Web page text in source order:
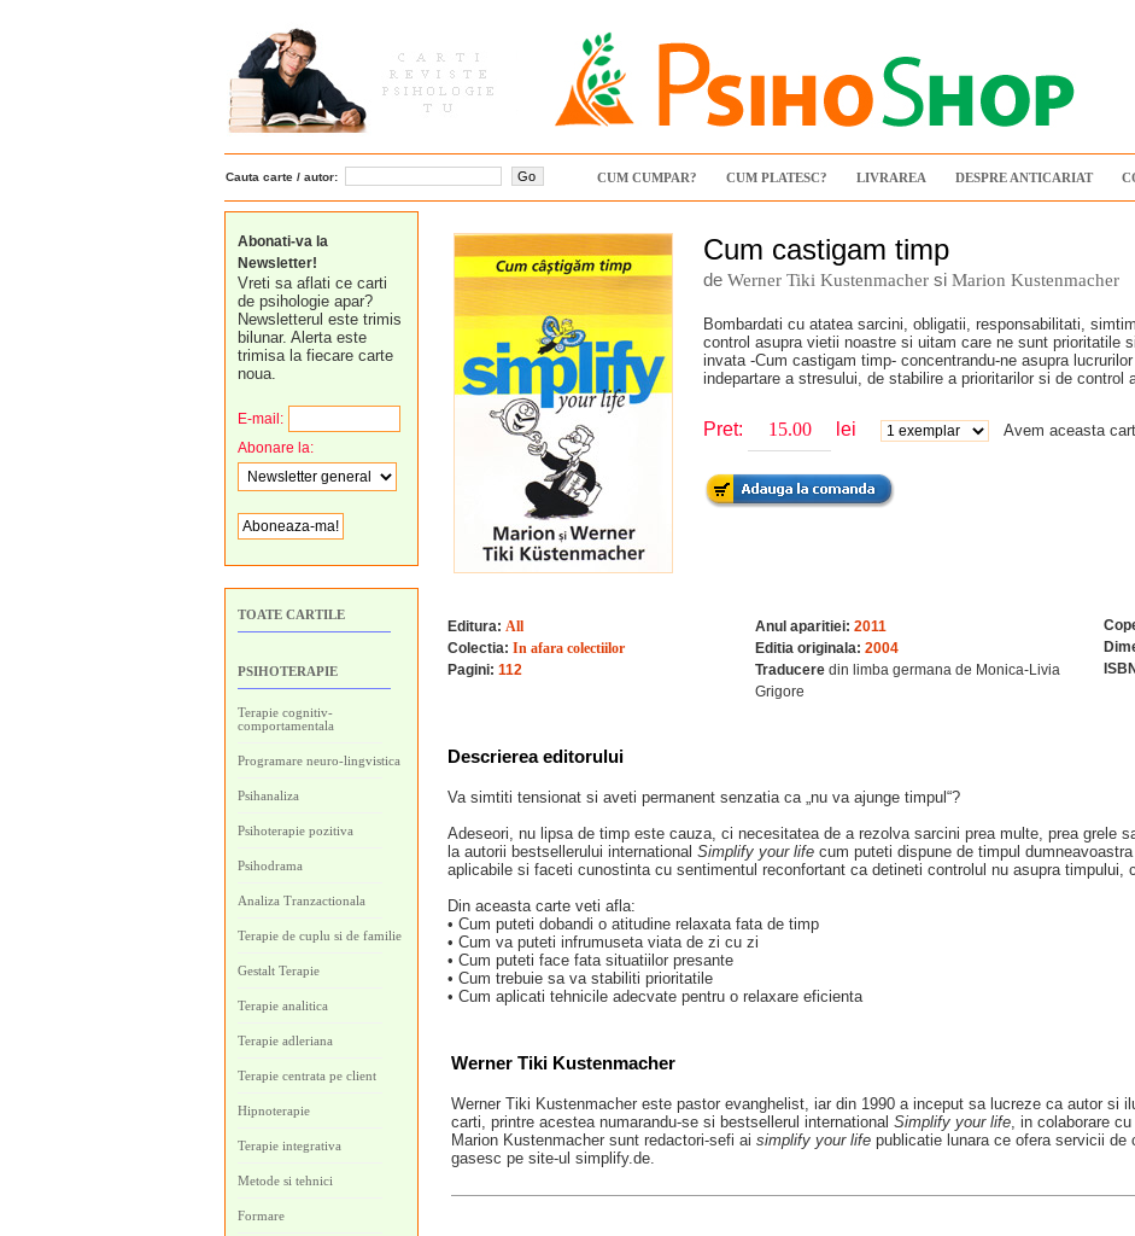
Cauta carte / autor: CUM CUMPAR? CUM PLATESC? LIVRAREA DESPRE ANTICARIAT
Abonati-va la
Newsletter!
Vreti sa aflati ce carti
de psihologie apar?
Newsletterul este trimis
bilunar. Alerta este
trimisa la fiecare carte
noua.
E-mail:
Abonare la:
TOATE CARTILE
PSIHOTERAPIE
Terapie cognitiv-
comportamentala
Programare neuro-lingvistica
Psihanaliza
Psihoterapie pozitiva
Psihodrama
Analiza Tranzactionala
Terapie de cuplu si de familie
Gestalt Terapie
Terapie analitica
Terapie adleriana
Terapie centrata pe client
Hipnoterapie
Terapie integrativa
Metode si tehnici
Formare
Cum castigam timp
de Werner Tiki Kustenmacher si Marion Kustenmacher
Bombardati cu atatea sarcini, obligatii, responsabilitati,
control asupra vietii noastre si uitam care ne sunt prioritatile
invata -Cum castigam timp- concentrandu-ne asupra
indepartare a stresului, de stabilire a prioritarilor si de control
Pret: lei Avem aceasta
Editura: All
Colectia: In afara colectiilor
Pagini: 112
Anul aparitiei: 2011
Editia originala: 2004
Traducere din limba germana de Monica-Livia
Grigore
Descrierea editorului
Va simtiti tensionat si aveti permanent senzatia ca „nu va ajunge timpul“?
Adeseori, nu lipsa de timp este cauza, ci necesitatea de a rezolva sarcini prea multe, prea grele
la autorii bestsellerului international Simplify your life cum puteti dispune de timpul
aplicabile si faceti cunostinta cu sentimentul reconfortant ca detineti controlul nu asupra timpului,
Din aceasta carte veti afla:
• Cum puteti dobandi o atitudine relaxata fata de timp
• Cum va puteti infrumuseta viata de zi cu zi
• Cum puteti face fata situatiilor presante
• Cum trebuie sa va stabiliti prioritatile
• Cum aplicati tehnicile adecvate pentru o relaxare eficienta
Werner Tiki Kustenmacher
Werner Tiki Kustenmacher este pastor evanghelist, iar din 1990 a inceput sa lucreze ca autor si
carti, printre acestea numarandu-se si bestsellerul international Simplify your life, in colaborare
Marion Kustenmacher sunt redactori-sefi ai simplify your life publicatie lunara ce ofera servicii
gasesc pe site-ul simplify.de.